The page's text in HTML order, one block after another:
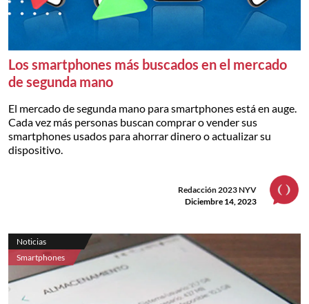
Los smartphones más buscados en el mercado
de segunda mano
El mercado de segunda mano para smartphones está en auge.
Cada vez más personas buscan comprar o vender sus
smartphones usados para ahorrar dinero o actualizar su
dispositivo.
Redacción 2023 NYV
Diciembre 14, 2023
Noticias
Smartphones